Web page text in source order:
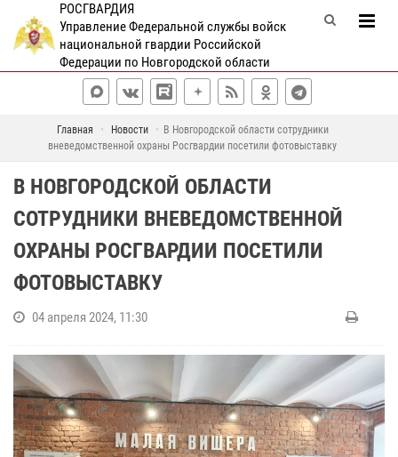
РОСГВАРДИЯ
Управление Федеральной службы войск
национальной гвардии Российской
Федерации по Новгородской области
Главная Новости
В Новгородской области сотрудники
вневедомственной охраны Росгвардии посетили фотовыставку
В НОВГОРОДСКОЙ ОБЛАСТИ
СОТРУДНИКИ ВНЕВЕДОМСТВЕННОЙ
ОХРАНЫ РОСГВАРДИИ ПОСЕТИЛИ
ФОТОВЫСТАВКУ
04 апреля 2024, 11:30